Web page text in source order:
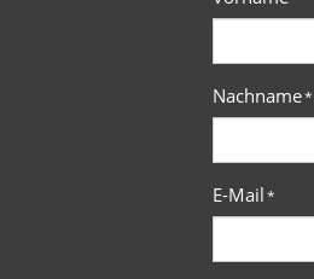
Nachname*
E-Mail*